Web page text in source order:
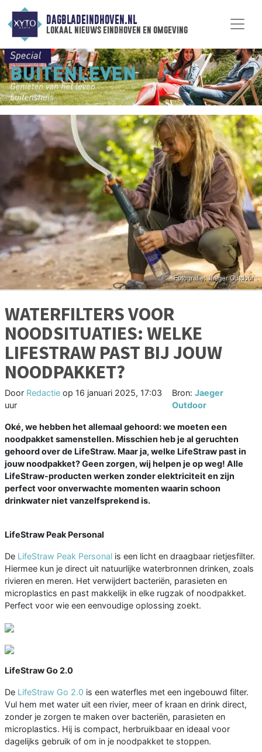
DAGBLADEINDHOVEN.NL
lokaal nieuws eindhoven en omgeving
WATERFILTERS VOOR
NOODSITUATIES: WELKE
LIFESTRAW PAST BIJ JOUW
NOODPAKKET?
Door Redactie op 16 januari 2025, 17:03
uur
Bron:Jaeger
Outdoor
Oké, we hebben het allemaal gehoord: we moeten een
noodpakket samenstellen. Misschien heb je al geruchten
gehoord over de LifeStraw. Maar ja, welke LifeStraw past in
jouw noodpakket? Geen zorgen, wij helpen je op weg! Alle
LifeStraw-producten werken zonder elektriciteit en zijn
perfect voor onverwachte momenten waarin schoon
drinkwater niet vanzelfsprekend is.
LifeStraw Peak Personal
De LifeStraw Peak Personal is een licht en draagbaar rietjesfilter.
Hiermee kun je direct uit natuurlijke waterbronnen drinken, zoals
rivieren en meren. Het verwijdert bacteriën, parasieten en
microplastics en past makkelijk in elke rugzak of noodpakket.
Perfect voor wie een eenvoudige oplossing zoekt.
LifeStraw Go 2.0
De LifeStraw Go 2.0 is een waterfles met een ingebouwd filter.
Vul hem met water uit een rivier, meer of kraan en drink direct,
zonder je zorgen te maken over bacteriën, parasieten en
microplastics. Hij is compact, herbruikbaar en ideaal voor
dagelijks gebruik of om in je noodpakket te stoppen.